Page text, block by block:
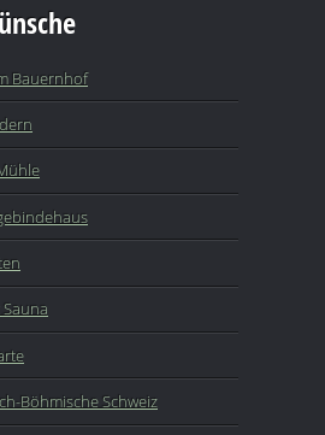
Bauernhof
Böhmische Schweiz